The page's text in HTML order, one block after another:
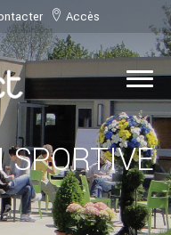
Accès
SPORTIVE